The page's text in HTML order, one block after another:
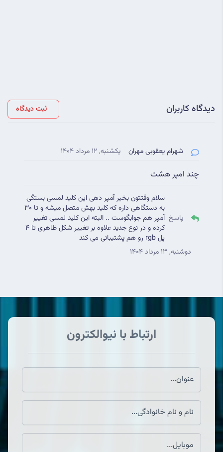
دیدگاه کاربران ثبت دیدگاه
شهرام یعقوبی مهران یکشنبه, 12 مرداد 1404
چند امپر هشت
پاسخ
سلام وقتتون بخیر آمپر دهی این کلید لمسی بستگی
به دستگاهی داره که کلید بهش متصل میشه و تا 30
آمپر هم جوابگوست .. البته این کلید لمسی تغییر
کرده و در نوع جدید علاوه بر تغییر شکل ظاهری تا 4
پل rgb رو هم پشتیبانی می کند
دوشنبه, 13 مرداد 1404
ارتباط با نیوالکترون